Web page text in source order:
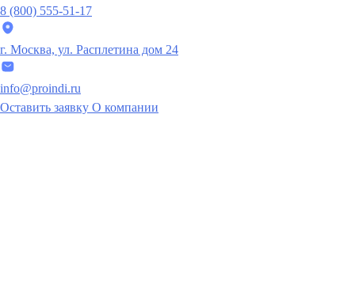
8 (800) 555-51-17
г. Москва, ул. Расплетина дом 24
info@proindi.ru
Оставить заявку О компании